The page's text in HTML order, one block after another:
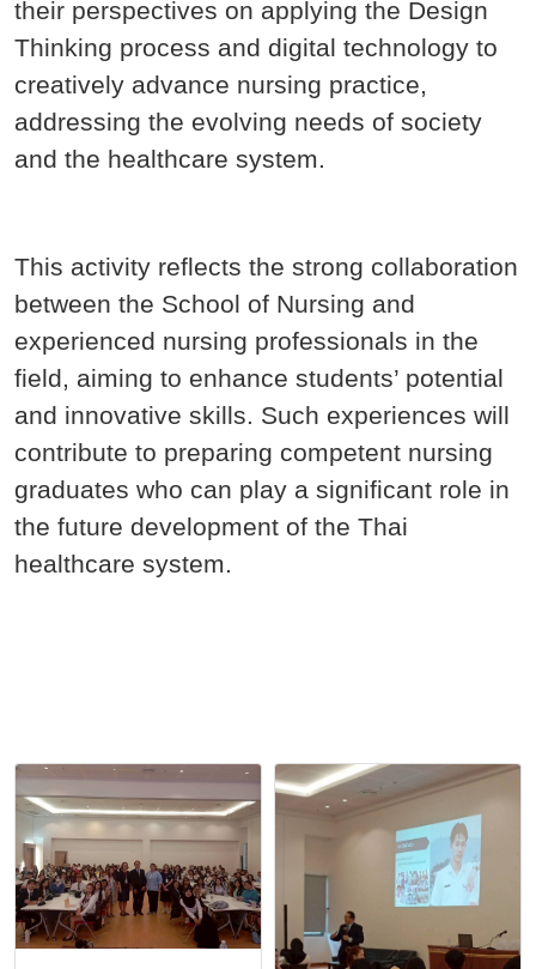
their perspectives on applying the Design
Thinking process and digital technology to
creatively advance nursing practice,
addressing the evolving needs of society
and the healthcare system.
This activity reflects the strong collaboration
between the School of Nursing and
experienced nursing professionals in the
field, aiming to enhance students’ potential
and innovative skills. Such experiences will
contribute to preparing competent nursing
graduates who can play a significant role in
the future development of the Thai
healthcare system.